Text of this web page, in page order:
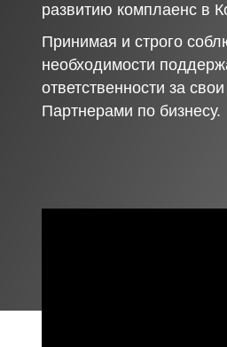
развитию комплаенс в
Принимая и строго
необходимости
ответственности за
Партнерами по бизнесу.